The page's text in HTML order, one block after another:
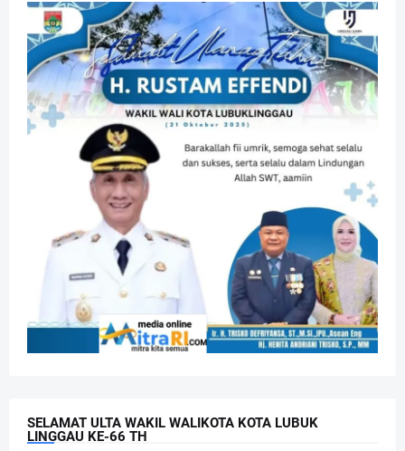
SELAMAT ULTA WAKIL WALIKOTA KOTA LUBUK
LINGGAU KE-66 TH